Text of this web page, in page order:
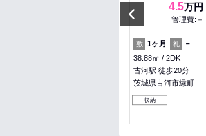
Previous
4.5万円
管理費:－
敷 1ヶ月 礼
－
38.88㎡
2DK
古河駅 徒歩20分
茨城県古河市緑町
収納